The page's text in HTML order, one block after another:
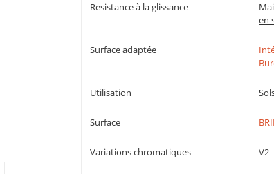
Resistance à la glissance
en
Surface adaptée
Utilisation
Surface
Variations chromatiques V2